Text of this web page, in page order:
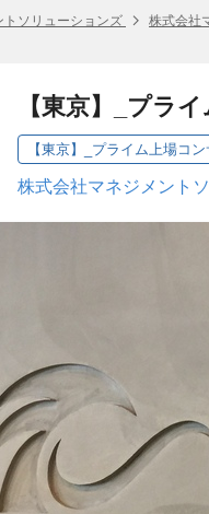
ソリューションズ 株式会社
【東京】_プラ
【東京】_プライム上場コ
株式会社マネジメント